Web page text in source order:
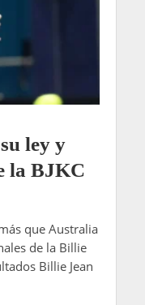
ley y
la BJKC
que Australia
de la Billie
Billie Jean